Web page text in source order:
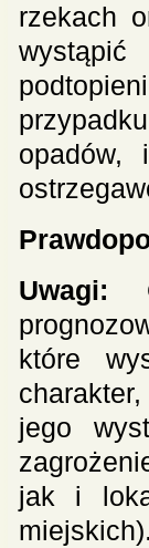
rzekach
opadów,
Uwagi:
które
jego
jak i